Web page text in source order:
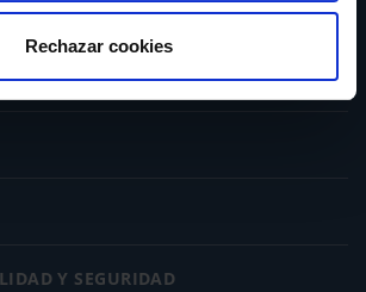
Rechazar cookies
Y SEGURIDAD